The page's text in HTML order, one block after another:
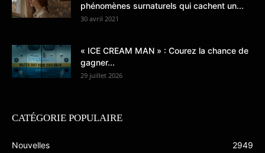
phénomènes surnaturels qui cachent un...
30 avril 2021
« ICE CREAM MAN » : Courez la chance de
gagner...
29 juillet 2026
CATÉGORIE POPULAIRE
Nouvelles
2949